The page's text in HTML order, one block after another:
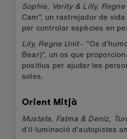
Sophie, Verity & Lilly,
Cam", un rastrejador de
per controlar espècies en
Lily, Regne Unit- "Os
Bear)", un os que
positius per ajudar les
soles.
Orient Mitjà
Mustafa, Fatma & Deniz,
d'il·luminació d'autopistes